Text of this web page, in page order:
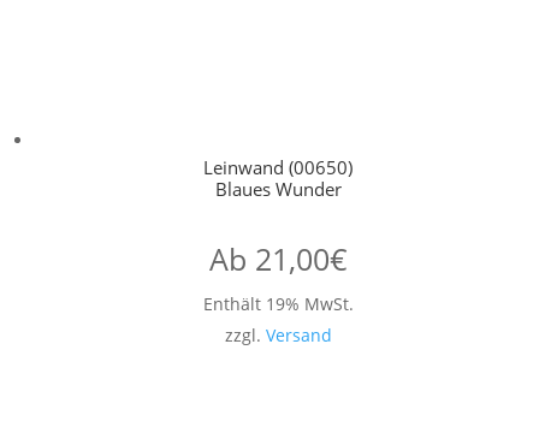
Leinwand (00650)
Blaues Wunder
Ab 21,00€
Enthält 19% MwSt.
zzgl. Versand